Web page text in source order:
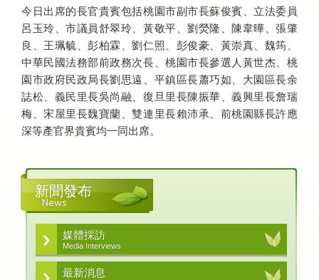
今日出席的長官貴賓包括桃園市副市長蘇俊賓、立法委員
呂玉玲、市議員舒翠玲、黃敬平、劉熒隆、陳韋曄、張肇
良、王珮毓、彭柏霖、劉仁照、彭俊豪、黃崇真、魏筠、
中華民國法務部前政務次長、桃園市長參選人黃世杰、桃
園市政府民政局長劉思遠、平鎮區長蕭巧如、大園區長余
誌松、義民里長吳尚融、復旦里長陳振華、義興里長詹瑞
梅、宋屋里長魏寶蘭、雙連里長賴沛承、前桃園縣長許應
深等產官界貴賓均一同出席。
新聞發布
News
媒體採訪
Media Interviews
最新消息